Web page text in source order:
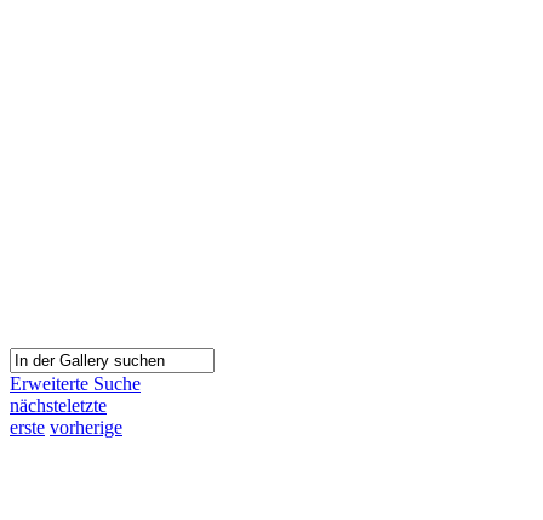
Erweiterte Suche
nächsteletzte
erste vorherige